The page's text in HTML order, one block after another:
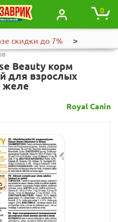
0
скидки до 7% >
Beauty корм
для взрослых
желе
Royal Canin